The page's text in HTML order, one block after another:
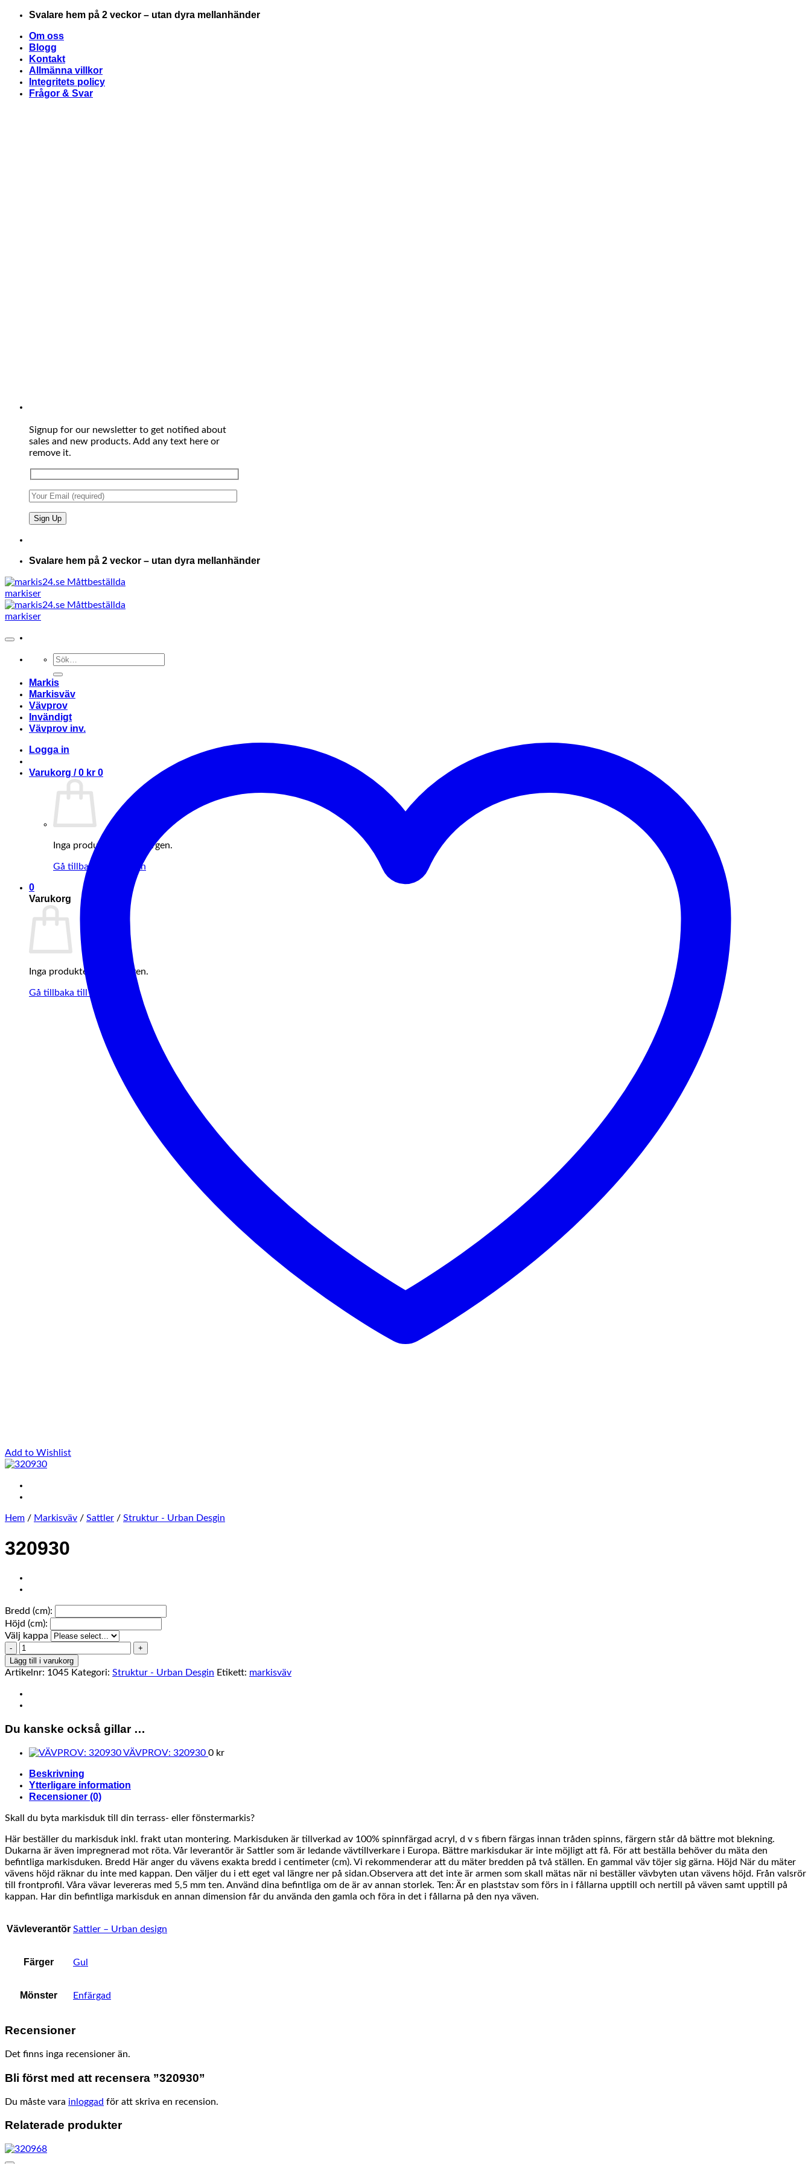
Skip
content
Svalare hem på 2 veckor – utan dyra mellanhänder
Om oss
Blogg
Kontakt
Allmänna villkor
Integritets policy
Frågor & Svar
Signup for our newsletter to get notified about
sales and new products. Add any text here or
remove it.
Svalare hem på 2 veckor – utan dyra mellanhänder
Sök
Markis
Markisväv
Vävprov
Invändigt
Vävprov inv.
Logga in
Varukorg /0 kr 0
Inga produkter i varukorgen.
Gå tillbaka till butiken
0
Varukorg
Inga produkter i varukorgen.
Gå tillbaka till butiken
Add to Wishlist
Hem / Markisväv / Sattler / Struktur - Urban Desgin
320930
Bredd (cm):
Höjd (cm):
Välj kappa
320930
mängd
Lägg till i varukorg
Artikelnr: 1045 Kategori: Struktur - Urban Desgin Etikett: markisväv
Du kanske också gillar …
VÄVPROV: 320930 0 kr
Beskrivning
Ytterligare information
Recensioner (0)
Skall du byta markisduk till din terrass- eller fönstermarkis?
Här beställer du markisduk inkl. frakt utan montering. Markisduken är tillverkad av 100% spinnfärgad acryl, d v s fibern färgas innan tråden spinns, färgern står då bättre mot blekning.
Dukarna är även impregnerad mot röta. Vår leverantör är Sattler som är ledande vävtillverkare i Europa. Bättre markisdukar är inte möjligt att få. För att beställa behöver du mäta den
befintliga markisduken. Bredd Här anger du vävens exakta bredd i centimeter (cm). Vi rekommenderar att du mäter bredden på två ställen. En gammal väv töjer sig gärna. Höjd När du mäter
vävens höjd räknar du inte med kappan. Den väljer du i ett eget val längre ner på sidan.Observera att det inte är armen som skall mätas när ni beställer vävbyten utan vävens höjd. Från valsrör
till frontprofil. Våra vävar levereras med 5,5 mm ten. Använd dina befintliga om de är av annan storlek. Ten: Är en plaststav som förs in i fållarna upptill och nertill på väven samt upptill på
kappan. Har din befintliga markisduk en annan dimension får du använda den gamla och föra in det i fållarna på den nya väven.
Vävleverantör Sattler – Urban design
Färger Gul
Mönster Enfärgad
Recensioner
Det finns inga recensioner än.
Bli först med att recensera ”320930”
Du måste vara inloggad för att skriva en recension.
Relaterade produkter